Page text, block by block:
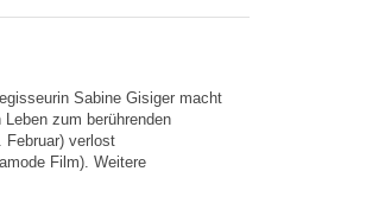
Sabine Gisiger macht
zum berührenden
Februar) verlost
Film). Weitere